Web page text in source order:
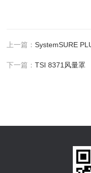
上一篇：SystemSURE
下一篇：TSI 8371风量罩